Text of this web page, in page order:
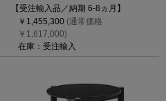
【受注輸入品／納期 6-8ヵ月】
￥1,455,300 (通常価格
￥1,617,000)
在庫：受注輸入